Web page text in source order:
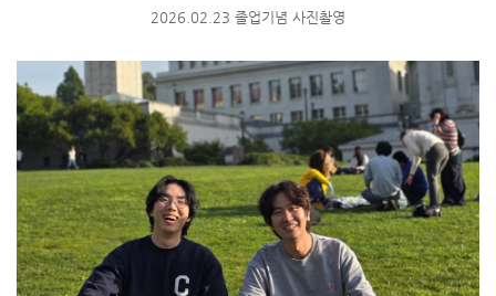
2026.02.23 졸업기념 사진촬영